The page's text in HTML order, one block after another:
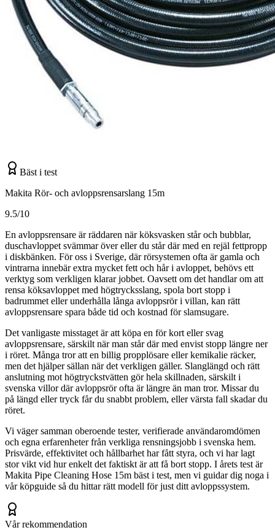
Bäst i test
Makita Rör- och avloppsrensarslang 15m
9.5/10
En avloppsrensare är räddaren när köksvasken står och bubblar,
duschavloppet svämmar över eller du står där med en rejäl fettpropp
i diskbänken. För oss i Sverige, där rörsystemen ofta är gamla och
vintrarna innebär extra mycket fett och hår i avloppet, behövs ett
verktyg som verkligen klarar jobbet. Oavsett om det handlar om att
rensa köksavloppet med högtrycksslang, spola bort stopp i
badrummet eller underhålla långa avloppsrör i villan, kan rätt
avloppsrensare spara både tid och kostnad för slamsugare.
Det vanligaste misstaget är att köpa en för kort eller svag
avloppsrensare, särskilt när man står där med envist stopp längre ner
i röret. Många tror att en billig propplösare eller kemikalie räcker,
men det hjälper sällan när det verkligen gäller. Slanglängd och rätt
anslutning mot högtryckstvätten gör hela skillnaden, särskilt i
svenska villor där avloppsrör ofta är längre än man tror. Missar du
på längd eller tryck får du snabbt problem, eller värsta fall skadar du
röret.
Vi väger samman oberoende tester, verifierade användaromdömen
och egna erfarenheter från verkliga rensningsjobb i svenska hem.
Prisvärde, effektivitet och hållbarhet har fått styra, och vi har lagt
stor vikt vid hur enkelt det faktiskt är att få bort stopp. I årets test är
Makita Pipe Cleaning Hose 15m bäst i test, men vi guidar dig noga i
vår köpguide så du hittar rätt modell för just ditt avloppssystem.
Vår rekommendation